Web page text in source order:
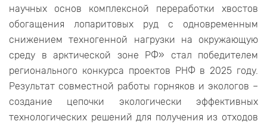
научных основ комплексной переработки хвостов
обогащения лопаритовых руд с одновременным
снижением техногенной нагрузки на окружающую
среду в арктической зоне РФ» стал победителем
регионального конкурса проектов РНФ в 2025 году.
Результат совместной работы горняков и экологов –
создание цепочки экологически эффективных
технологических решений для получения из отходов